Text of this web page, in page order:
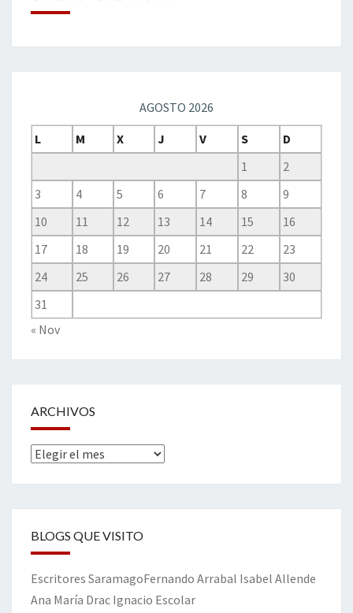
AGOSTO 2026
L
M X J V S
D
1
2
3
4 5 6 7 8
9
10
11 12 13 14 15
16
17
18 19 20 21 22
23
24
25 26 27 28 29
30
31
« Nov
ARCHIVOS
Archivos
BLOGS QUE VISITO
Escritores SaramagoFernando Arrabal Isabel Allende
Ana María Drac Ignacio Escolar